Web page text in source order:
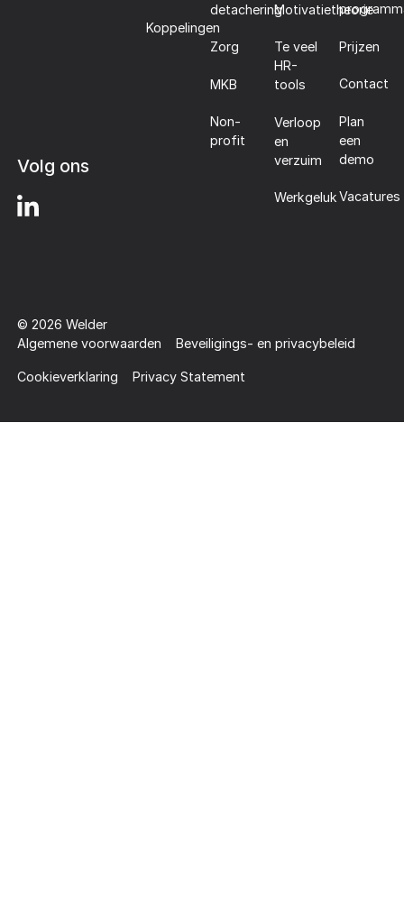
Volg ons
Koppelingen
detachering
Zorg
MKB
Non-
profit
Motivatietheorie
Te veel
HR-
tools
Verloop
en
verzuim
Werkgeluk
Prijzen
Contact
Plan
een
demo
Vacatures
© 2026 Welder
Algemene voorwaarden
Beveiligings- en privacybeleid
Cookieverklaring Privacy Statement